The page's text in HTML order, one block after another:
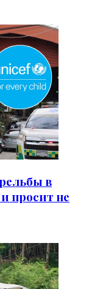
в
просит не